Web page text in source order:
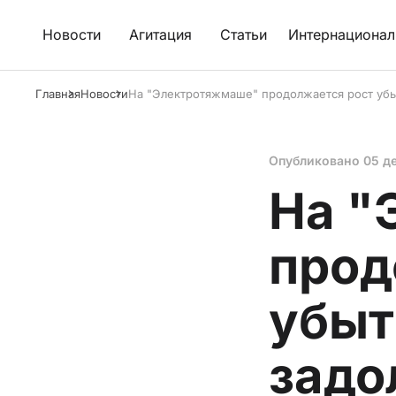
Новости Агитация Статьи Интернационал
ГлавнаяНовостиНа "Электротяжмаше" продолжается рост
Опубликовано 05
На